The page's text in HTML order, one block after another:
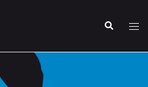
Suche